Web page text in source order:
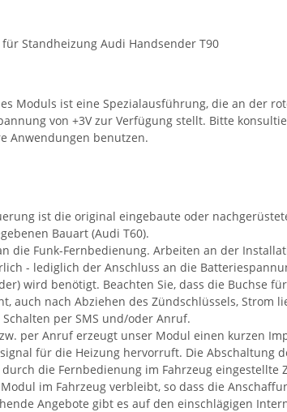
Moduls ist eine Spezialausführung, die an der
von +3V zur Verfügung stellt. Bitte
Anwendungen benutzen.
ist die original eingebaute oder
Bauart (Audi T60).
die Funk-Fernbedienung. Arbeiten an der
- lediglich der Anschluss an die
wird benötigt. Beachten Sie, dass die Buchse für
auch nach Abziehen des Zündschlüssels, Strom
per SMS und/oder Anruf.
per Anruf erzeugt unser Modul einen kurzen
für die Heizung hervorruft. Die Abschaltung
die Fernbedienung im Fahrzeug eingestellte
im Fahrzeug verbleibt, so dass die
Angebote gibt es auf den einschlägigen